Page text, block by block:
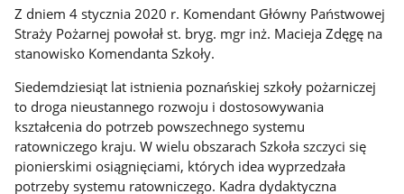
Z dniem 4 stycznia 2020 r. Komendant Główny Państwowej
Straży Pożarnej powołał st. bryg. mgr inż. Macieja Zdęgę na
stanowisko Komendanta Szkoły.
Siedemdziesiąt lat istnienia poznańskiej szkoły pożarniczej
to droga nieustannego rozwoju i dostosowywania
kształcenia do potrzeb powszechnego systemu
ratowniczego kraju. W wielu obszarach Szkoła szczyci się
pionierskimi osiągnięciami, których idea wyprzedzała
potrzeby systemu ratowniczego. Kadra dydaktyczna